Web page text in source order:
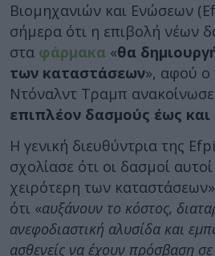
Βιομηχανιών και Ενώσεων
σήμερα ότι η επιβολή νέων
στα φάρμακα «θα
των καταστάσεων», αφού ο
Ντόναλντ Τραμπ ανακοίνωσε
επιπλέον δασμούς έως και
Η γενική διευθύντρια της
σχολίασε ότι οι δασμοί
χειρότερη των
ότι «αυξάνουν το κόστος,
ανεφοδιαστική αλυσίδα και
ασθενείς να έχουν πρόσβαση